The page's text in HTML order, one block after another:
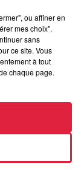
et
le festival
ou affiner en
mes choix".
sans
ce site. Vous
à tout
chaque page.